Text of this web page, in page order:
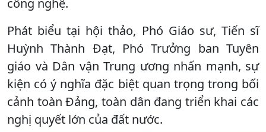
công nghệ.
Phát biểu tại hội thảo, Phó Giáo sư, Tiến sĩ
Huỳnh Thành Đạt, Phó Trưởng ban Tuyên
giáo và Dân vận Trung ương nhấn mạnh, sự
kiện có ý nghĩa đặc biệt quan trọng trong bối
cảnh toàn Đảng, toàn dân đang triển khai các
nghị quyết lớn của đất nước.